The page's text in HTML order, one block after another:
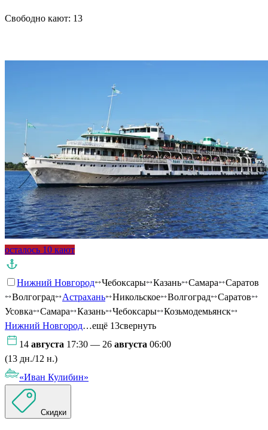
Свободно кают: 13
осталось 10 кают
Нижний Новгород Чебоксары Казань Самара
Саратов
Волгоград
Астрахань Никольское Волгоград
Саратов
Усовка
Самара Казань Чебоксары
Козьмодемьянск
Нижний Новгород…ещё 13свернуть
14 августа 17:30 — 26 августа 06:00
(13 дн./12 н.)
«Иван Кулибин»
Скидки